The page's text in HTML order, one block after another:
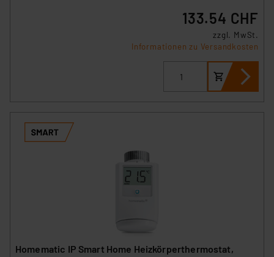
133.54 CHF
zzgl. MwSt.
Informationen zu Versandkosten
Homematic IP Smart Home Heizkörperthermostat,